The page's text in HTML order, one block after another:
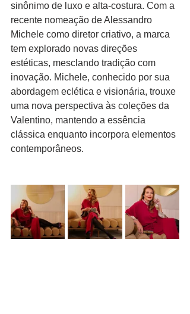
sinônimo de luxo e alta-costura. Com a
recente nomeação de Alessandro
Michele como diretor criativo, a marca
tem explorado novas direções
estéticas, mesclando tradição com
inovação. Michele, conhecido por sua
abordagem eclética e visionária, trouxe
uma nova perspectiva às coleções da
Valentino, mantendo a essência
clássica enquanto incorpora elementos
contemporâneos.